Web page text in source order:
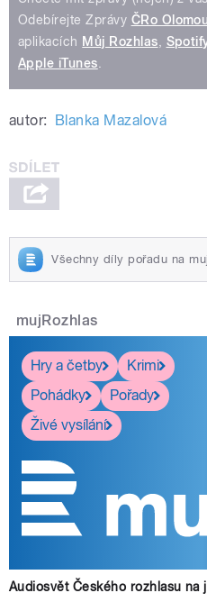
Odebírejte Zprávy ČRo
aplikacích Můj Rozhlas
Apple iTunes
autor: Blanka Mazalová
Všechny díly pořadu na
mujRozhlas
Hry a četby
Krimi
Pohádky
Pořady
Živé vysílání
Audiosvět Českého rozhlasu na